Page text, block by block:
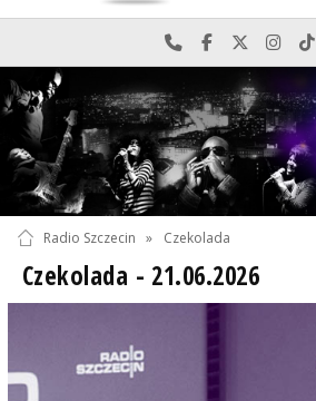
Najlepiej po
Odwiedź nas
Radio Szczecin » Czekolada
Czekolada - 21.06.2026